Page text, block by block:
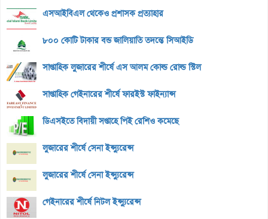
এসআইবিএল থেকেও প্রশাসক প্রত্যাহার
৮০০ কোটি টাকার বন্ড জালিয়াতি তদন্তে সিআইডি
সাপ্তাহিক লুজারের শীর্ষে এস আলম কোল্ড রোল্ড স্টিল
সাপ্তাহিক গেইনারের শীর্ষে ফারইস্ট ফাইন্যান্স
ডিএসইতে বিদায়ী সপ্তাহে পিই রেশিও কমেছে
লুজারের শীর্ষে সেনা ইন্স্যুরেন্স
লুজারের শীর্ষে সেনা ইন্স্যুরেন্স
গেইনারের শীর্ষে নিটল ইন্স্যুরেন্স